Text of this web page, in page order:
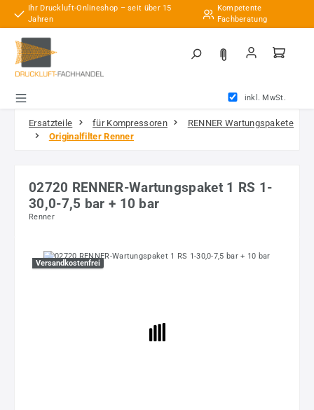
Zum Hauptinhalt springen
Ihr Druckluft-Onlineshop – seit über 15
Jahren
Kompetente
Fachberatung
inkl. MwSt.
Ersatzteile für Kompressoren
RENNER Wartungspakete
Originalfilter Renner
02720 RENNER-Wartungspaket 1 RS 1-
30,0-7,5 bar + 10 bar
Renner
Bildergalerie überspringen
Versandkostenfrei